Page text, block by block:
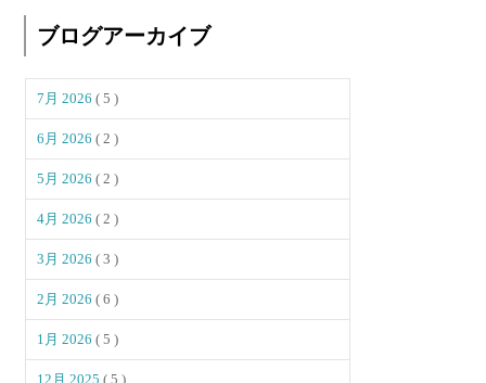
ブログアーカイブ
7月 2026( 5 )
6月 2026( 2 )
5月 2026( 2 )
4月 2026( 2 )
3月 2026( 3 )
2月 2026( 6 )
1月 2026( 5 )
12月 2025( 5 )